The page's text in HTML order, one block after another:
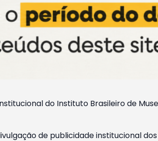
do Instituto Brasileiro de
de publicidade institucional